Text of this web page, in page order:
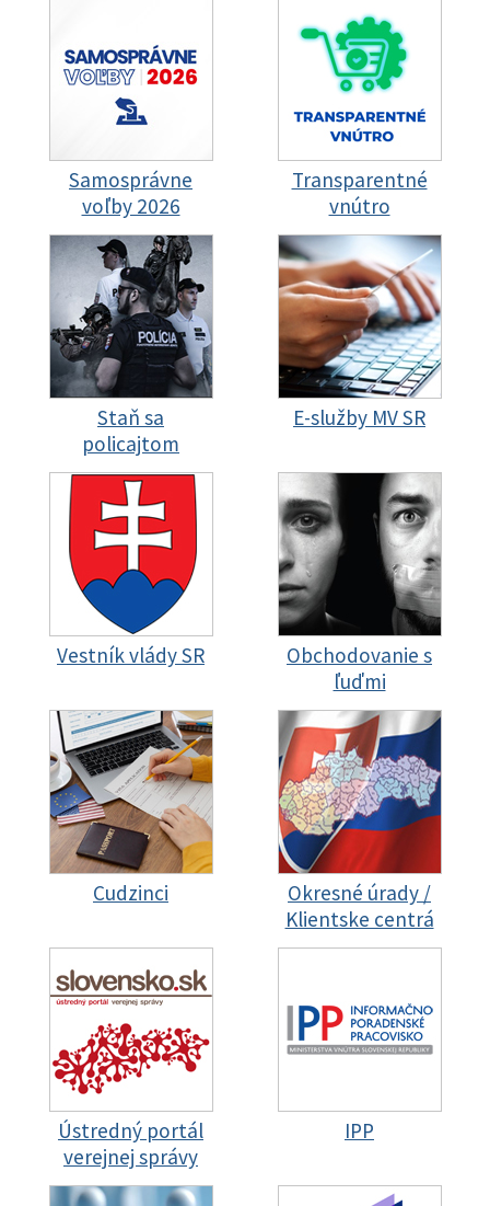
Samosprávne
voľby 2026
Transparentné
vnútro
Staň sa
policajtom
E-služby MV SR
Vestník vlády SR
Obchodovanie s
ľuďmi
Cudzinci
Okresné úrady /
Klientske centrá
Ústredný portál
verejnej správy
IPP